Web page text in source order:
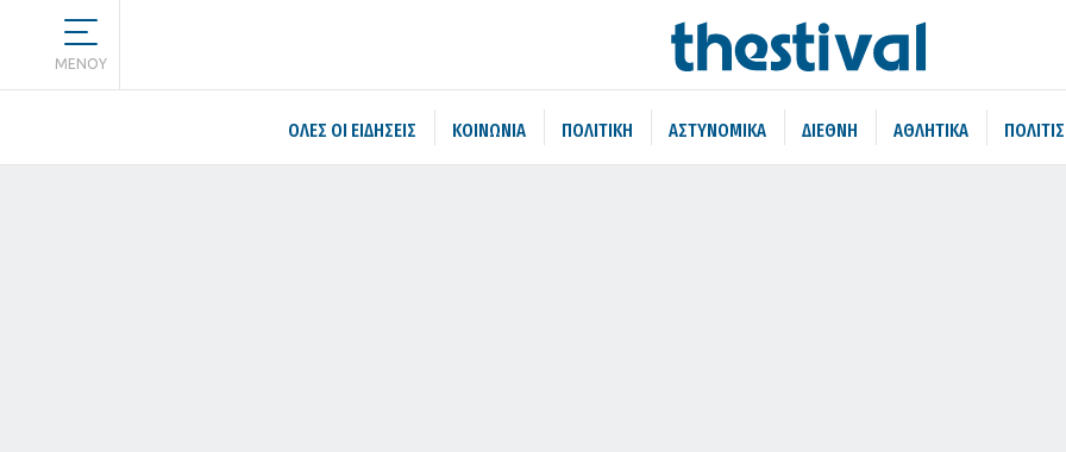
MENOY
ΌΛΕΣ ΟΙ ΕΙΔΉΣΕΙΣ ΚΟΙΝΩΝΙΑ ΠΟΛΙΤΙΚΗ ΑΣΤΥΝΟΜΙΚΑ ΔΙΕΘΝΗ ΑΘΛΗΤΙΚΑ